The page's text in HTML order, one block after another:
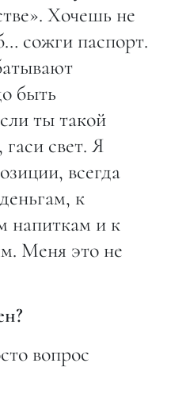
Хочешь не
сожги паспорт.
быть
ты такой
свет. Я
всегда
к
напиткам и к
Меня это не
вопрос